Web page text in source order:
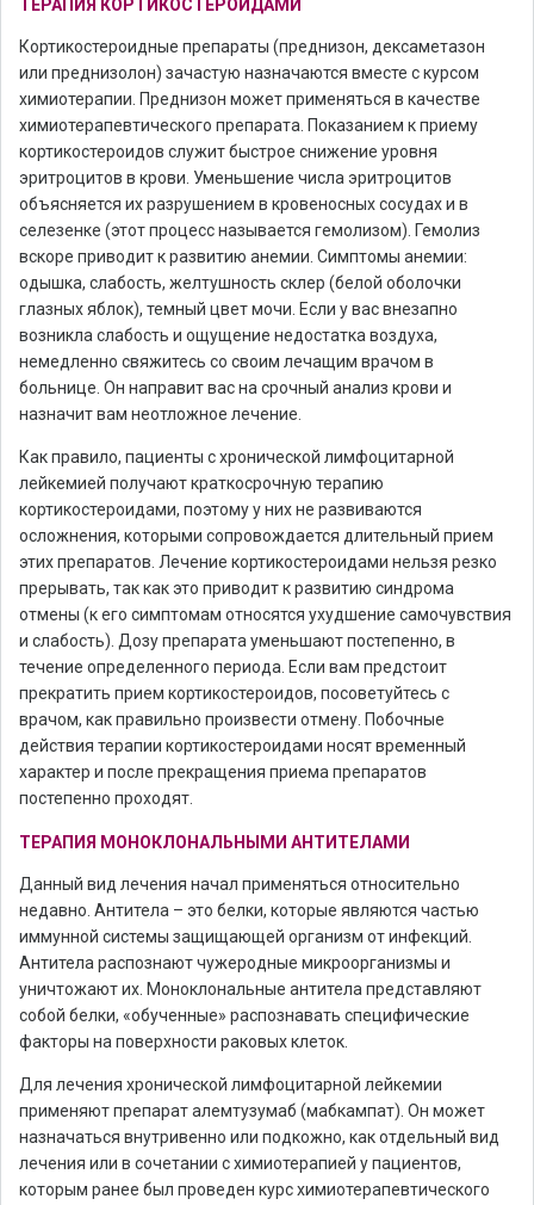
ТЕРАПИЯ КОРТИКОСТЕРОИДАМИ
Кортикостероидные препараты (преднизон, дексаметазон
или преднизолон) зачастую назначаются вместе с курсом
химиотерапии. Преднизон может применяться в качестве
химиотерапевтического препарата. Показанием к приему
кортикостероидов служит быстрое снижение уровня
эритроцитов в крови. Уменьшение числа эритроцитов
объясняется их разрушением в кровеносных сосудах и в
селезенке (этот процесс называется гемолизом). Гемолиз
вскоре приводит к развитию анемии. Симптомы анемии:
одышка, слабость, желтушность склер (белой оболочки
глазных яблок), темный цвет мочи. Если у вас внезапно
возникла слабость и ощущение недостатка воздуха,
немедленно свяжитесь со своим лечащим врачом в
больнице. Он направит вас на срочный анализ крови и
назначит вам неотложное лечение.
Как правило, пациенты с хронической лимфоцитарной
лейкемией получают краткосрочную терапию
кортикостероидами, поэтому у них не развиваются
осложнения, которыми сопровождается длительный прием
этих препаратов. Лечение кортикостероидами нельзя резко
прерывать, так как это приводит к развитию синдрома
отмены (к его симптомам относятся ухудшение самочувствия
и слабость). Дозу препарата уменьшают постепенно, в
течение определенного периода. Если вам предстоит
прекратить прием кортикостероидов, посоветуйтесь с
врачом, как правильно произвести отмену. Побочные
действия терапии кортикостероидами носят временный
характер и после прекращения приема препаратов
постепенно проходят.
ТЕРАПИЯ МОНОКЛОНАЛЬНЫМИ АНТИТЕЛАМИ
Данный вид лечения начал применяться относительно
недавно. Антитела – это белки, которые являются частью
иммунной системы защищающей организм от инфекций.
Антитела распознают чужеродные микроорганизмы и
уничтожают их. Моноклональные антитела представляют
собой белки, «обученные» распознавать специфические
факторы на поверхности раковых клеток.
Для лечения хронической лимфоцитарной лейкемии
применяют препарат алемтузумаб (мабкампат). Он может
назначаться внутривенно или подкожно, как отдельный вид
лечения или в сочетании с химиотерапией у пациентов,
которым ранее был проведен курс химиотерапевтического